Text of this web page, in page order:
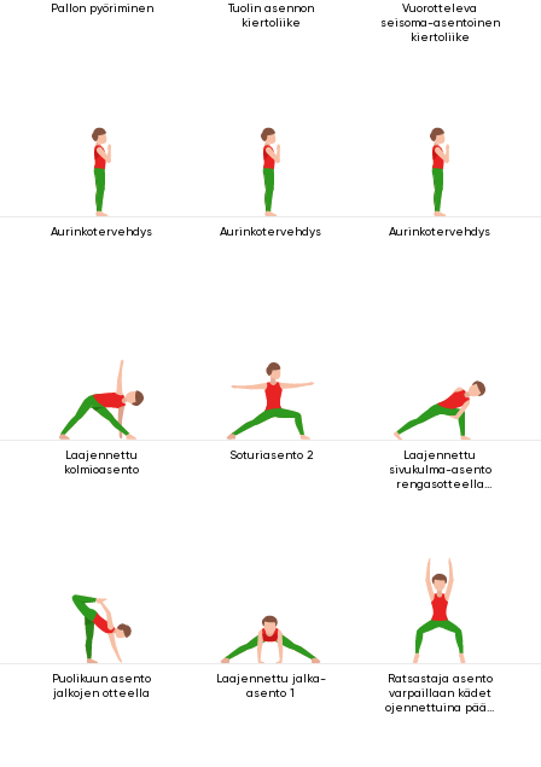
Pallon pyöriminen
Tuolin asennon
kiertoliike
Vuorotteleva
seisoma-asentoinen
kiertoliike
Aurinkotervehdys Aurinkotervehdys Aurinkotervehdys
Laajennettu
kolmioasento
Soturiasento 2
Laajennettu
sivukulma-asento
rengasotteella
Puolikuun asento
jalkojen otteella
Laajennettu jalka-
asento 1
Ratsastaja asento
varpaillaan kädet
ojennettuina pään